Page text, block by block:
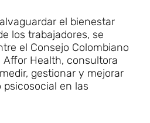
el bienestar
los trabajadores, se
el Consejo Colombiano
Affor Health, consultora
gestionar y mejorar
psicosocial en las